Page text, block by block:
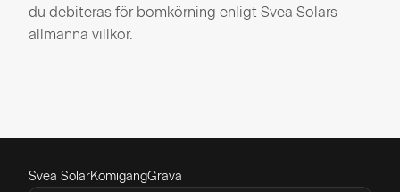
du debiteras för bomkörning enligt Svea Solars
allmänna villkor.
Svea SolarKomigangGrava